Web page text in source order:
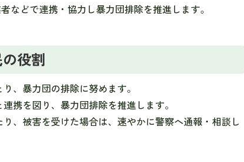
などで連携・協力し暴力団排除を推進します。
役割
、暴力団の排除に努めます。
携を図り、暴力団排除を推進します。
、被害を受けた場合は、速やかに警察へ通報・相談し